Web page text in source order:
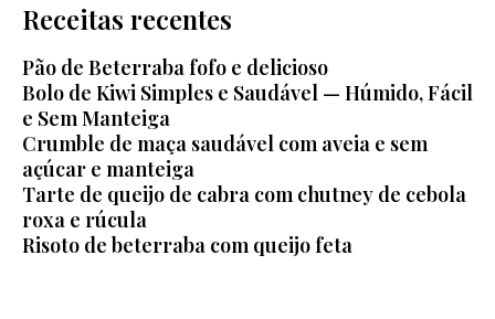
Receitas recentes
Pão de Beterraba fofo e delicioso
Bolo de Kiwi Simples e Saudável — Húmido, Fácil
e Sem Manteiga
Crumble de maça saudável com aveia e sem
açúcar e manteiga
Tarte de queijo de cabra com chutney de cebola
roxa e rúcula
Risoto de beterraba com queijo feta